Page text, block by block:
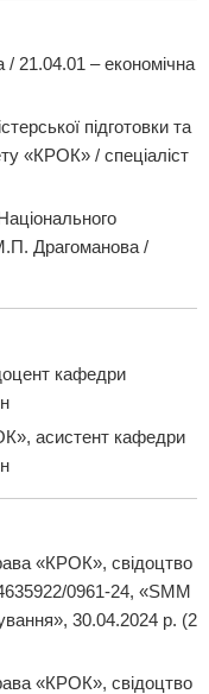
/ 21.04.01 – економічна
підготовки та
«КРОК» / спеціаліст
М.П. Драгоманова /
кафедри
асистент кафедри
«КРОК», свідоцтво
0961-24, «SMM
30.04.2024 р. (2
«КРОК», свідоцтво